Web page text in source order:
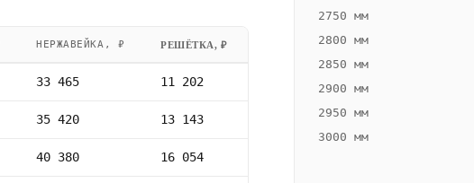
НЕРЖАВЕЙКА, ₽ РЕШЁТКА, ₽
33 465 11 202
35 420 13 143
40 380 16 054
2750 мм
2800 мм
2850 мм
2900 мм
2950 мм
3000 мм